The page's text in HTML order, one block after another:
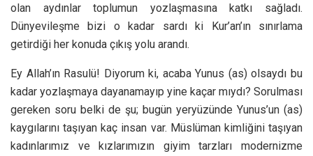
olan aydınlar toplumun yozlaşmasına katkı sağladı.
Dünyevileşme bizi o kadar sardı ki Kur’an’ın sınırlama
getirdiği her konuda çıkış yolu arandı.
Ey Allah’ın Rasulü! Diyorum ki, acaba Yunus (as) olsaydı bu
kadar yozlaşmaya dayanamayıp yine kaçar mıydı? Sorulması
gereken soru belki de şu; bugün yeryüzünde Yunus’un (as)
kaygılarını taşıyan kaç insan var. Müslüman kimliğini taşıyan
kadınlarımız ve kızlarımızın giyim tarzları modernizme